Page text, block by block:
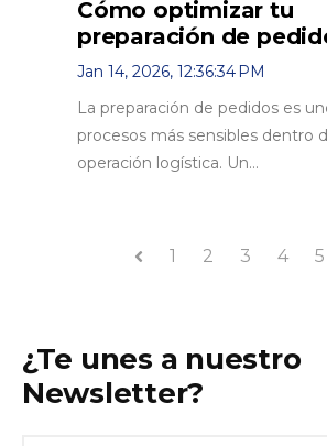
Cómo optimizar tu
preparación de
Jan 14, 2026, 12:36:34 PM
La preparación de pedidos es
procesos más sensibles dentro
operación logística. Un...
1 2 3 4 5
¿Te unes a nuestro
Newsletter?